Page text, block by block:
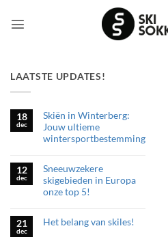
naar
LAATSTE UPDATES!
18
dec
Skiën in Winterberg:
Jouw ultieme
wintersportbestemming
op
Skiën
in
Winterberg:
12
dec
Sneeuwzekere
skigebieden in Europa
onze top 5!
op
Sneeuwzekere
21
dec
Het belang van skiles!